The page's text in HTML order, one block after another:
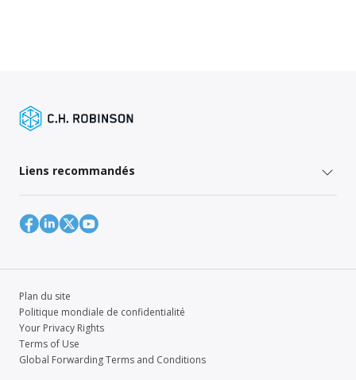
Liens recommandés
Plan du site
Politique mondiale de confidentialité
Your Privacy Rights
Terms of Use
Global Forwarding Terms and Conditions